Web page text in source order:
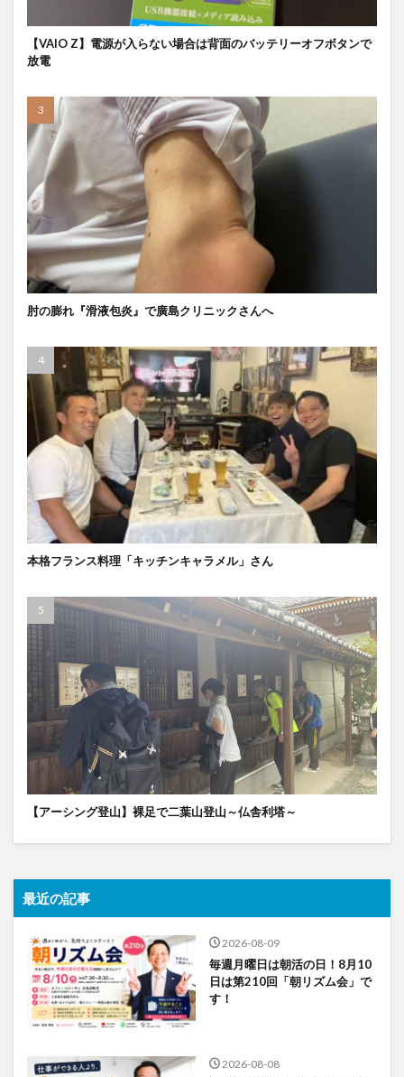
【VAIO Z】電源が入らない場合は背面のバッテリーオフボタンで
放電
肘の膨れ『滑液包炎』で廣島クリニックさんへ
本格フランス料理「キッチンキャラメル」さん
【アーシング登山】裸足で二葉山登山～仏舎利塔～
最近の記事
2026-08-09
毎週月曜日は朝活の日！8月10
日は第210回「朝リズム会」で
す！
2026-08-08